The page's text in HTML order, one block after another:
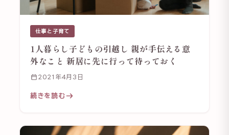
仕事と子育て
1人暮らし子どもの引越し 親が手伝える意
外なこと 新居に先に行って待っておく
2021年4月3日
続きを読む